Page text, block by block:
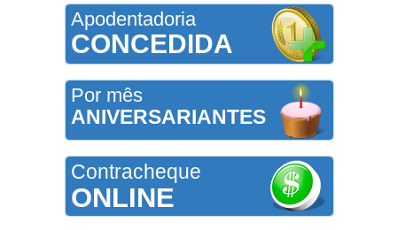
Apodentadoria
CONCEDIDA
Por mês
ANIVERSARIANTES
Contracheque
ONLINE